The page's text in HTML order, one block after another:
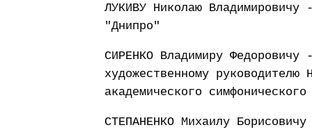
ЛУКИВУ Николаю
"Днипро"
СИРЕНКО Владимиру
художественному руководителю
академического
СТЕПАНЕНКО Михаилу